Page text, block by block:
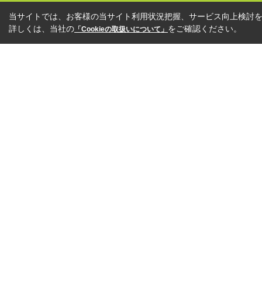
当サイトでは、お客様の当サイト利用状況把握、サービス向上検討
詳しくは、当社の 「Cookieの取扱いについて」 をご確認ください。